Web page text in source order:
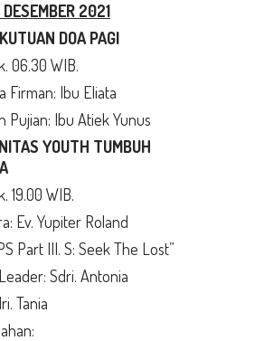
DESEMBER 2021
DOA PAGI
06.30 WIB.
Firman: Ibu Eliata
Pujian: Ibu Atiek Yunus
YOUTH TUMBUH
19.00 WIB.
Ev. Yupiter Roland
Part III. S: Seek The Lost”
Sdri. Antonia
Tania